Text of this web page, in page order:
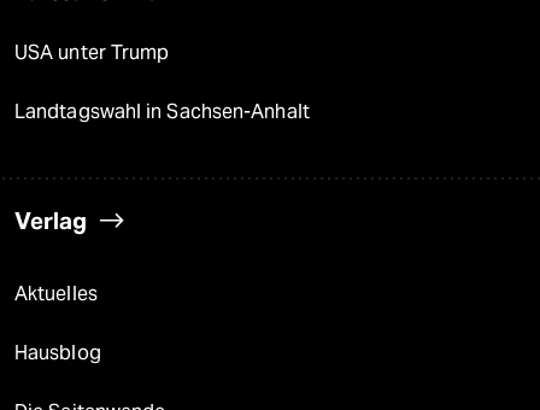
USA unter Trump
Landtagswahl in Sachsen-Anhalt
Verlag
Aktuelles
Hausblog